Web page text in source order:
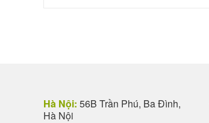
Hà Nội: 56B Trần Phú, Ba Đình,
Hà Nội